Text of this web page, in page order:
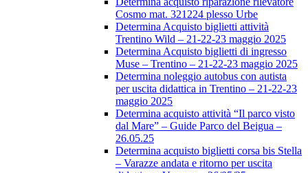
Cosmo mat. 321224 plesso Urbe
Determina Acquisto biglietti attività
Trentino Wild – 21-22-23 maggio 2025
Determina Acquisto biglietti di ingresso
Muse – Trentino – 21-22-23 maggio 2025
Determina noleggio autobus con autista
per uscita didattica in Trentino – 21-22-23
maggio 2025
Determina acquisto attività “Il parco visto
dal Mare” – Guide Parco del Beigua –
26.05.25
Determina acquisto biglietti corsa bis Stella
– Varazze andata e ritorno per uscita